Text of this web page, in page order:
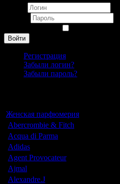
Войти
Регистрация
Забыли логин?
Забыли пароль?
Женская парфюмерия
Abercrombie & Fitch
Acqua di Parma
Adidas
Agent Provocateur
Ajmal
Alexandre.J